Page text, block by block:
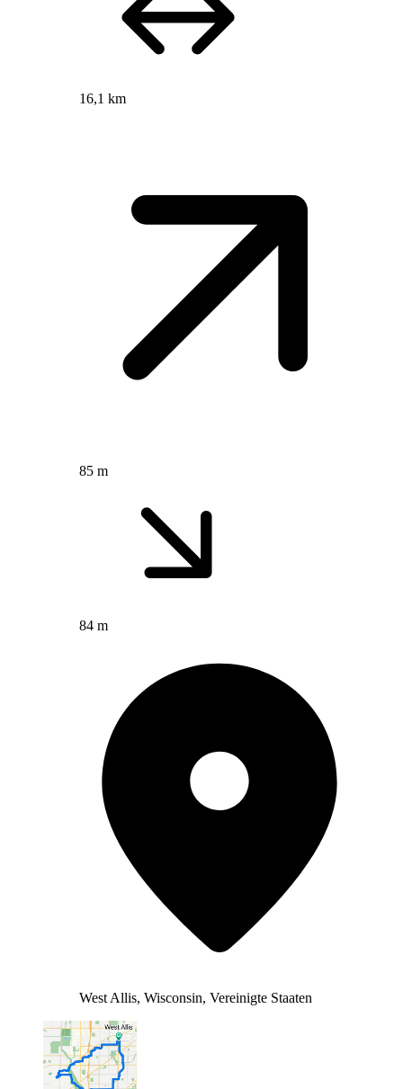
16,1 km
85 m
84 m
West Allis, Wisconsin, Vereinigte Staaten